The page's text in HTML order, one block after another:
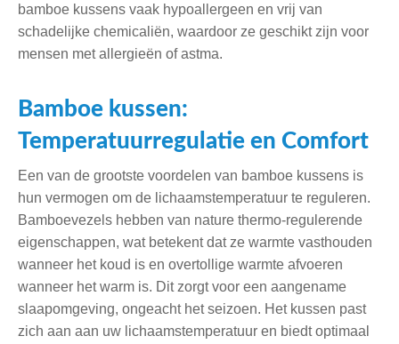
bamboe kussens vaak hypoallergeen en vrij van
schadelijke chemicaliën, waardoor ze geschikt zijn voor
mensen met allergieën of astma.
Bamboe kussen:
Temperatuurregulatie en Comfort
Een van de grootste voordelen van bamboe kussens is
hun vermogen om de lichaamstemperatuur te reguleren.
Bamboevezels hebben van nature thermo-regulerende
eigenschappen, wat betekent dat ze warmte vasthouden
wanneer het koud is en overtollige warmte afvoeren
wanneer het warm is. Dit zorgt voor een aangename
slaapomgeving, ongeacht het seizoen. Het kussen past
zich aan aan uw lichaamstemperatuur en biedt optimaal